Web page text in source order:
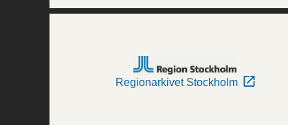
Regionarkivet Stockholm